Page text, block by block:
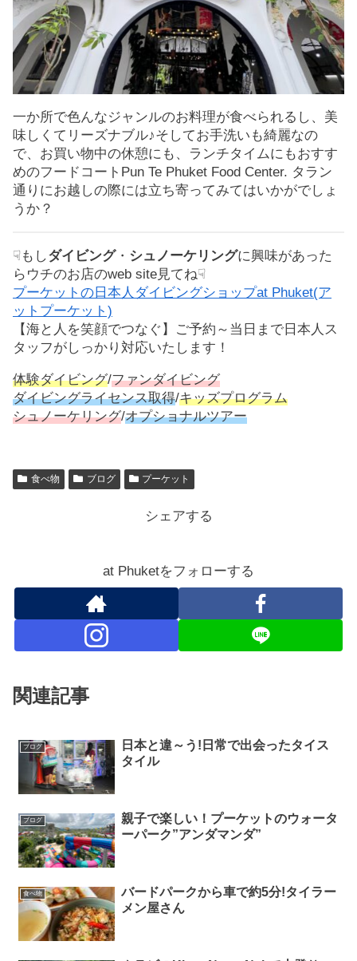
一か所で色んなジャンルのお料理が食べられるし、美
味しくてリーズナブル♪そしてお手洗いも綺麗なの
で、お買い物中の休憩にも、ランチタイムにもおすす
めのフードコートPun Te Phuket Food Center. タラン
通りにお越しの際には立ち寄ってみてはいかがでしょ
うか？
☟もしダイビング・ シュノーケリングに興味があった
らウチのお店のweb site見てね☟
プーケットの日本人ダイビングショップat Phuket(ア
ットプーケット)
【海と人を笑顔でつなぐ】ご予約～当日まで日本人ス
タッフがしっかり対応いたします！
体験ダイビング/ファンダイビング
ダイビングライセンス取得/キッズプログラム
シュノーケリング/オプショナルツアー
食べ物 ブログ プーケット
シェアする
at Phuketをフォローする
関連記事
ブログ
日本と違～う!日常で出会ったタイス
タイル
ブログ
親子で楽しい！プーケットのウォータ
ーパーク”アンダマンダ”
食べ物
バードパークから車で約5分!タイラー
メン屋さん